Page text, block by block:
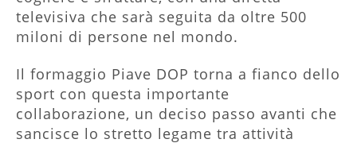
televisiva che sarà seguita da oltre 500
miloni di persone nel mondo.
Il formaggio Piave DOP torna a fianco dello
sport con questa importante
collaborazione, un deciso passo avanti che
sancisce lo stretto legame tra attività